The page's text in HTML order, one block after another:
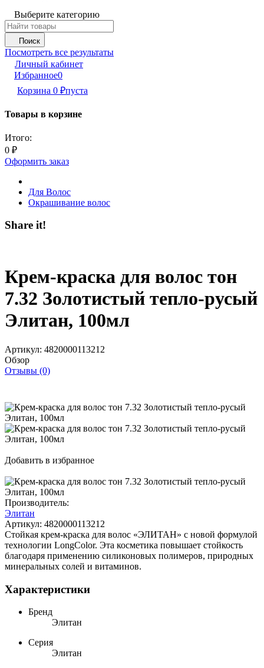
Выберите категорию
Поиск
Посмотреть все результаты
Личный кабинет
Избранное0
Корзина 0 ₽пуста
Товары в корзине
Итого:
0 ₽
Оформить заказ
Для Волос
Окрашивание волос
Share it!
Крем-краска для волос тон
7.32 Золотистый тепло-русый
Элитан, 100мл
Артикул: 4820000113212
Обзор
Отзывы (0)
Добавить в избранное
Производитель:
Элитан
Артикул: 4820000113212
Стойкая крем-краска для волос «ЭЛИТАН» с новой формулой
технологии LongColor. Эта косметика повышает стойкость
благодаря применению силиконовых полимеров, природных
минеральных солей и витаминов.
Характеристики
Бренд
Элитан
Серия
Элитан